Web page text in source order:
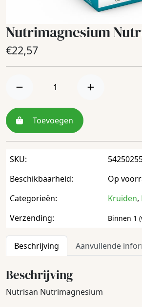
Nutrimagnesium
€22,57
Toevoegen
SKU:
Beschikbaarheid:
Op
Categorieën:
Kruiden,
Verzending:
Binnen 1
Beschrijving Aanvullende
Beschrijving
Nutrisan Nutrimagnesium